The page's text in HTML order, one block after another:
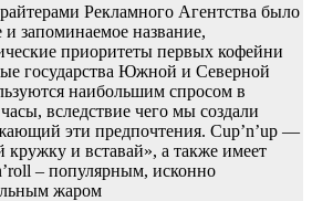
Рекламного Агентства было
запоминаемое название,
приоритеты первых кофейни
государства Южной и Северной
наибольшим спросом в
вследствие чего мы создали
эти предпочтения. Cup’n’up —
кружку и вставай», а также имеет
– популярным, исконно
жаром